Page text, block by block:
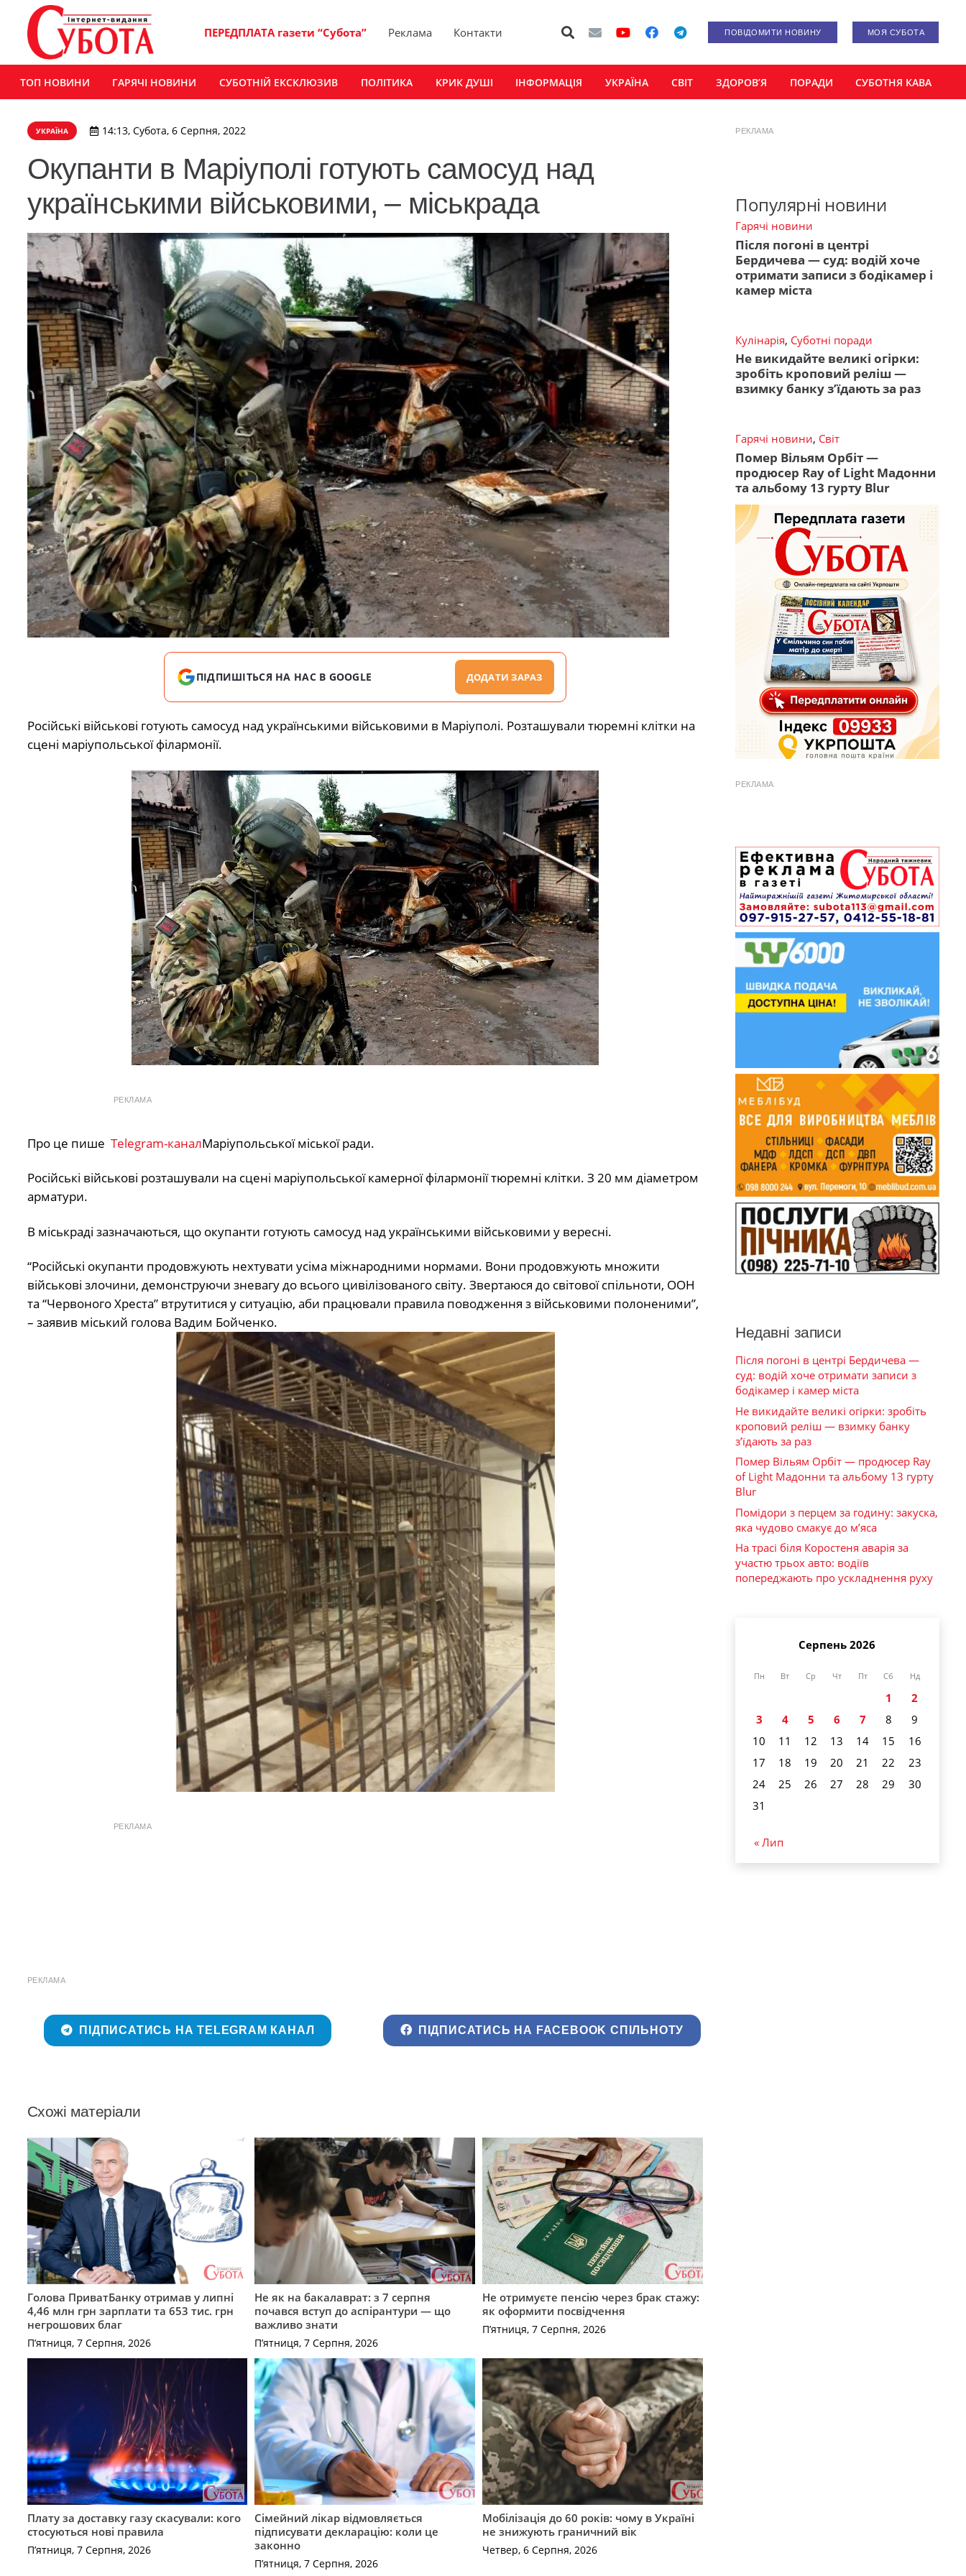
ПЕРЕДПЛАТА газети “Субота” Реклама Контакти ПОВІДОМИТИ НОВИНУ МОЯ СУБОТА
ТОП НОВИНИ ГАРЯЧІ НОВИНИ СУБОТНІЙ ЕКСКЛЮЗИВ ПОЛІТИКА КРИК ДУШІ ІНФОРМАЦІЯ УКРАЇНА СВІТ ЗДОРОВ’Я ПОРАДИ СУБОТНЯ КАВА
УКРАЇНА 14:13, Субота, 6 Серпня, 2022
Окупанти в Маріуполі готують самосуд над
українськими військовими, – міськрада
ПІДПИШІТЬСЯ НА НАС В GOOGLE ДОДАТИ ЗАРАЗ
Російські військові готують самосуд над українськими військовими в Маріуполі. Розташували тюремні клітки на
сцені маріупольської філармонії.
РЕКЛАМА
Про це пише Telegram-каналМаріупольської міської ради.
Російські військові розташували на сцені маріупольської камерної філармонії тюремні клітки. З 20 мм діаметром
арматури.
В міськраді зазначаються, що окупанти готують самосуд над українськими військовими у вересні.
“Російські окупанти продовжують нехтувати усіма міжнародними нормами. Вони продовжують множити
військові злочини, демонструючи зневагу до всього цивілізованого світу. Звертаюся до світової спільноти, ООН
та “Червоного Хреста” втрутитися у ситуацію, аби працювали правила поводження з військовими полоненими”,
– заявив міський голова Вадим Бойченко.
РЕКЛАМА
РЕКЛАМА
ПІДПИСАТИСЬ НА TELEGRAM КАНАЛ ПІДПИСАТИСЬ НА FACEBOOK СПІЛЬНОТУ
Схожі матеріали
Голова ПриватБанку отримав у липні
4,46 млн грн зарплати та 653 тис. грн
негрошових благ
П’ятниця, 7 Серпня, 2026
Не як на бакалаврат: з 7 серпня
почався вступ до аспірантури — що
важливо знати
П’ятниця, 7 Серпня, 2026
Не отримуєте пенсію через брак стажу:
як оформити посвідчення
П’ятниця, 7 Серпня, 2026
Плату за доставку газу скасували: кого
стосуються нові правила
П’ятниця, 7 Серпня, 2026
Сімейний лікар відмовляється
підписувати декларацію: коли це
законно
П’ятниця, 7 Серпня, 2026
Мобілізація до 60 років: чому в Україні
не знижують граничний вік
Четвер, 6 Серпня, 2026
РЕКЛАМА
Популярні новини
Гарячі новини
Після погоні в центрі
Бердичева — суд: водій хоче
отримати записи з бодікамер і
камер міста
Кулінарія, Суботні поради
Не викидайте великі огірки:
зробіть кроповий реліш —
взимку банку з’їдають за раз
Гарячі новини, Світ
Помер Вільям Орбіт —
продюсер Ray of Light Мадонни
та альбому 13 гурту Blur
РЕКЛАМА
Недавні записи
Після погоні в центрі Бердичева —
суд: водій хоче отримати записи з
бодікамер і камер міста
Не викидайте великі огірки: зробіть
кроповий реліш — взимку банку
з’їдають за раз
Помер Вільям Орбіт — продюсер Ray
of Light Мадонни та альбому 13 гурту
Blur
Помідори з перцем за годину: закуска,
яка чудово смакує до м’яса
На трасі біля Коростеня аварія за
участю трьох авто: водіїв
попереджають про ускладнення руху
Серпень 2026
Пн Вт Ср Чт Пт Сб Нд
1
2
3
4 5 6 7 8
9
10
11 12 13 14 15
16
17
18 19 20 21 22
23
24
25 26 27 28 29
30
31
« Лип